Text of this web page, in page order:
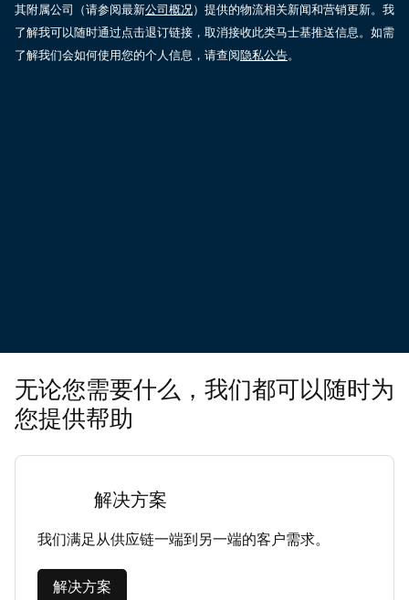
其附属公司（请参阅最新公司概况）提供的物流相关新闻和营销更新。我
了解我可以随时通过点击退订链接，取消接收此类马士基推送信息。如需
了解我们会如何使用您的个人信息，请查阅隐私公告。
无论您需要什么，我们都可以随时为
您提供帮助
解决方案
我们满足从供应链一端到另一端的客户需求。
解决方案